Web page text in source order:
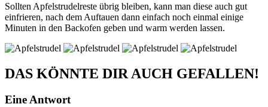
Sollten Apfelstrudelreste übrig bleiben, kann man diese auch gut
einfrieren, nach dem Auftauen dann einfach noch einmal einige
Minuten in den Backofen geben und warm werden lassen.
DAS KÖNNTE DIR AUCH GEFALLEN!
Eine Antwort